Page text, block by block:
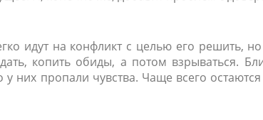
идут на конфликт с целью его решить,
копить обиды, а потом взрываться.
у них пропали чувства. Чаще всего